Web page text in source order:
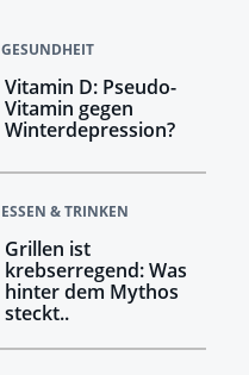
GESUNDHEIT
Vitamin D: Pseudo-
Vitamin gegen
Winterdepression?
ESSEN & TRINKEN
Grillen ist
krebserregend: Was
hinter dem Mythos
steckt..